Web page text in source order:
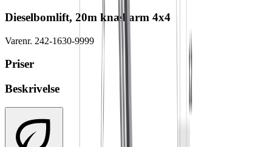
Dieselbomlift, 20m knækarm 4x4
Varenr. 242-1630-9999
Priser
Beskrivelse